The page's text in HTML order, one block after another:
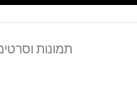
תמונות